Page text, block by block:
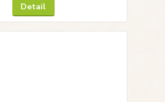
Detail